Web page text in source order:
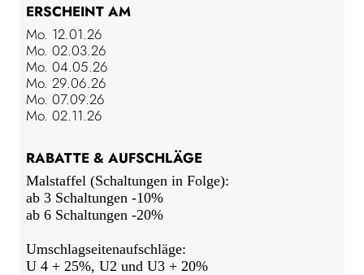
ERSCHEINT AM
Mo. 12.01.26
Mo. 02.03.26
Mo. 04.05.26
Mo. 29.06.26
Mo. 07.09.26
Mo. 02.11.26
RABATTE & AUFSCHLÄGE
Malstaffel (Schaltungen in Folge):
ab 3 Schaltungen -10%
ab 6 Schaltungen -20%
Umschlagseitenaufschläge:
U 4 + 25%, U2 und U3 + 20%